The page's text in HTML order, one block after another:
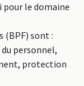
le domaine
(BPF) sont :
personnel,
protection